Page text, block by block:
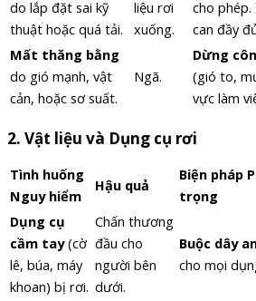
do lắp đặt sai kỹ
thuật hoặc quá tải.
liệu rơi
xuống.
cho phép.
can đầy
Mất thăng bằng
do gió mạnh, vật
cản, hoặc sơ suất.
Ngã.
Dừng
(gió to,
vực làm
2. Vật liệu và Dụng cụ rơi
Tình huống
Nguy hiểm
Hậu quả
Biện pháp
trọng
Dụng cụ
cầm tay(cờ
lê, búa, máy
khoan) bị rơi.
Chấn thương
đầu cho
người bên
dưới.
Buộc dây
cho mọi